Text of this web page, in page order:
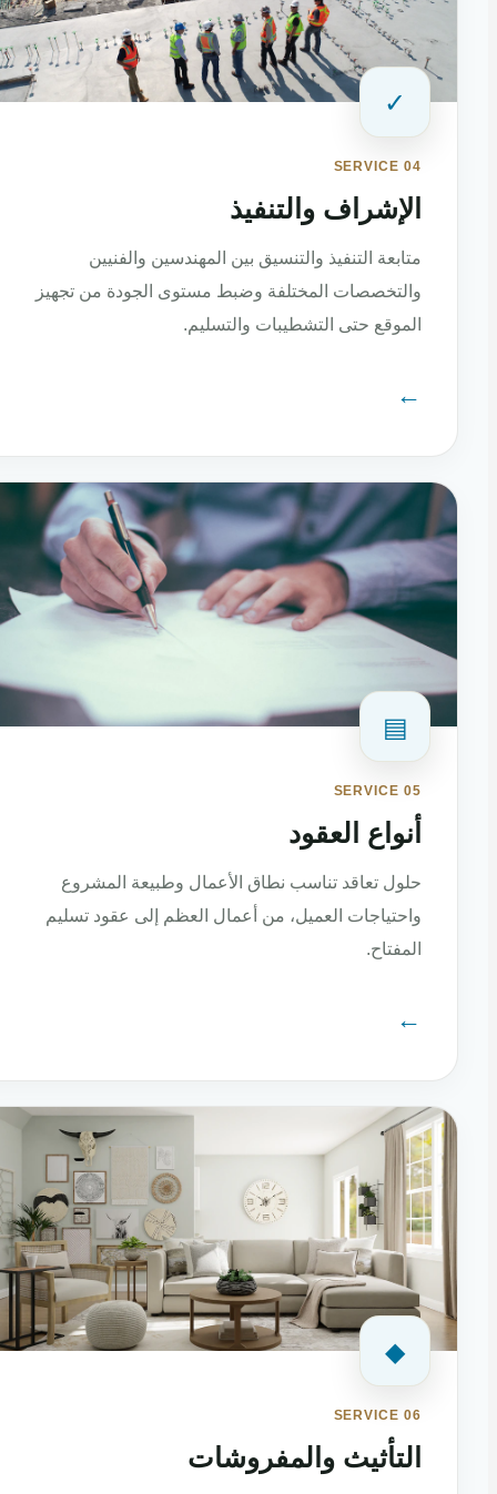
✓
SERVICE 04
الإشراف والتنفيذ
متابعة التنفيذ والتنسيق بين المهندسين والفنيين
والتخصصات المختلفة وضبط مستوى الجودة من تجهيز
الموقع حتى التشطيبات والتسليم.
▤
SERVICE 05
أنواع العقود
حلول تعاقد تناسب نطاق الأعمال وطبيعة المشروع
واحتياجات العميل، من أعمال العظم إلى عقود تسليم
◆
SERVICE 06
التأثيث والمفروشات